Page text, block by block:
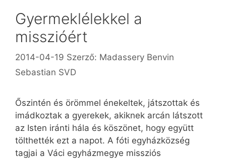
Gyermeklélekkel a
misszióért
2014-04-19 Szerző: Madassery Benvin
Sebastian SVD
Őszintén és örömmel énekeltek, játszottak és
imádkoztak a gyerekek, akiknek arcán látszott
az Isten iránti hála és köszönet, hogy együtt
tölthették ezt a napot. A fóti egyházközség
tagjai a Váci egyházmegye missziós